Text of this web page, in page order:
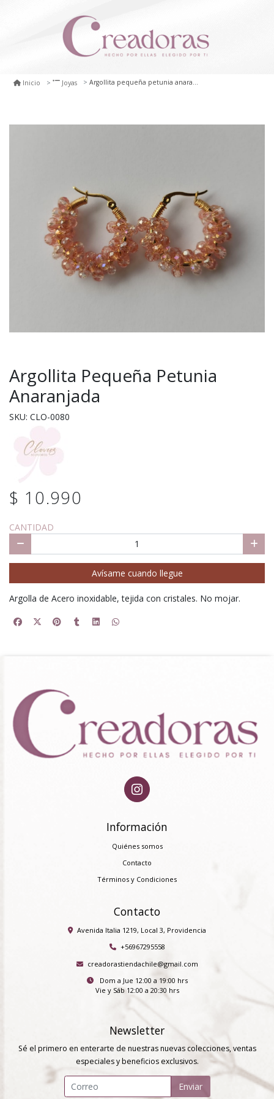
Inicio Joyas Argollita pequeña petunia anaranjada
Argollita Pequeña Petunia
Anaranjada
SKU: CLO-0080
$ 10.990
CANTIDAD
Avísame cuando llegue
Argolla de Acero inoxidable, tejida con cristales. No mojar.
Información
Quiénes somos
Contacto
Términos y Condiciones
Contacto
Avenida Italia 1219, Local 3, Providencia
+56967295558
creadorastiendachile@gmail.com
Dom a Jue 12:00 a 19:00 hrs
Vie y Sáb 12:00 a 20:30 hrs
Newsletter
Sé el primero en enterarte de nuestras nuevas colecciones, ventas
especiales y beneficios exclusivos.
Enviar